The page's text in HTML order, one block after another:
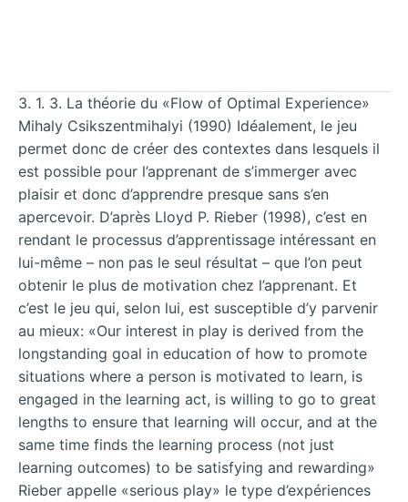
3. 1. 3. La théorie du «Flow of Optimal Experience»
Mihaly Csikszentmihalyi (1990) Idéalement, le jeu
permet donc de créer des contextes dans lesquels il
est possible pour l’apprenant de s’immerger avec
plaisir et donc d’apprendre presque sans s’en
apercevoir. D’après Lloyd P. Rieber (1998), c’est en
rendant le processus d’apprentissage intéressant en
lui-même – non pas le seul résultat – que l’on peut
obtenir le plus de motivation chez l’apprenant. Et
c’est le jeu qui, selon lui, est susceptible d’y parvenir
au mieux: «Our interest in play is derived from the
longstanding goal in education of how to promote
situations where a person is motivated to learn, is
engaged in the learning act, is willing to go to great
lengths to ensure that learning will occur, and at the
same time finds the learning process (not just
learning outcomes) to be satisfying and rewarding»
Rieber appelle «serious play» le type d’expériences